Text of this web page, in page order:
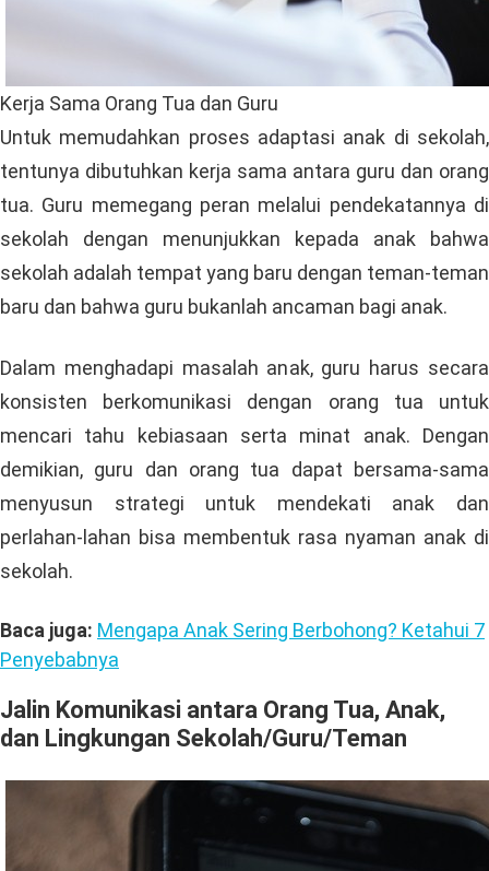
Kerja Sama Orang Tua dan Guru
Untuk memudahkan proses adaptasi anak di sekolah,
tentunya dibutuhkan kerja sama antara guru dan orang
tua. Guru memegang peran melalui pendekatannya di
sekolah dengan menunjukkan kepada anak bahwa
sekolah adalah tempat yang baru dengan teman-teman
baru dan bahwa guru bukanlah ancaman bagi anak.
Dalam menghadapi masalah anak, guru harus secara
konsisten berkomunikasi dengan orang tua untuk
mencari tahu kebiasaan serta minat anak. Dengan
demikian, guru dan orang tua dapat bersama-sama
menyusun strategi untuk mendekati anak dan
perlahan-lahan bisa membentuk rasa nyaman anak di
sekolah.
Baca juga: Mengapa Anak Sering Berbohong? Ketahui 7
Penyebabnya
Jalin Komunikasi antara Orang Tua, Anak,
dan Lingkungan Sekolah/Guru/Teman